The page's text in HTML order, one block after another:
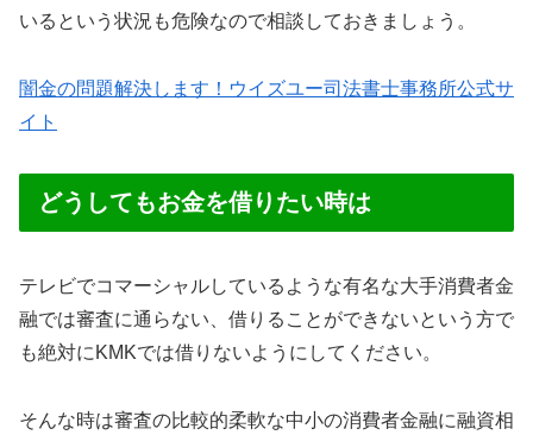
いるという状況も危険なので相談しておきましょう。
闇金の問題解決します！ウイズユー司法書士事務所公式サ
イト
どうしてもお金を借りたい時は
テレビでコマーシャルしているような有名な大手消費者金
融では審査に通らない、借りることができないという方で
も絶対にKMKでは借りないようにしてください。
そんな時は審査の比較的柔軟な中小の消費者金融に融資相